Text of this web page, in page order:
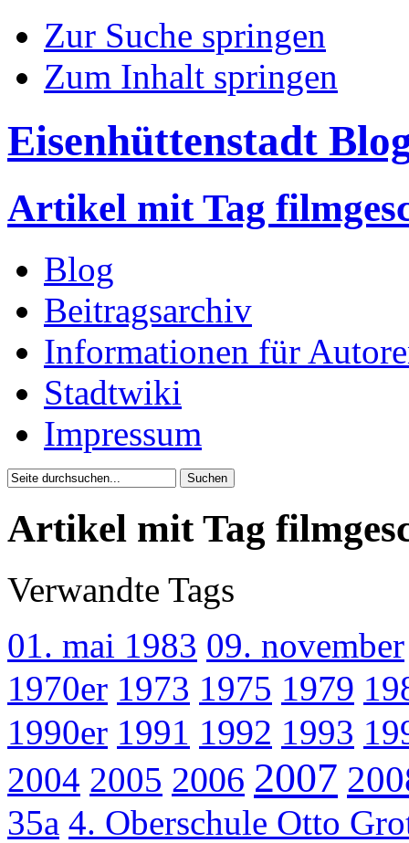
Zur Suche springen
Zum Inhalt springen
Eisenhüttenstadt
Artikel mit Tag
Blog
Beitragsarchiv
Informationen für
Stadtwiki
Impressum
Artikel mit Tag
Verwandte Tags
01. mai 1983 09. november
1970er 1973 1975 1979
1990er 1991 1992 1993
2004 2005 2006 2007
35a 4. Oberschule Otto